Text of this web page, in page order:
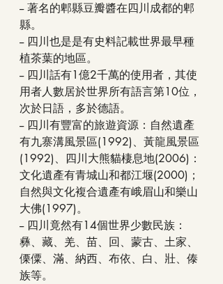
-- 著名的郫縣豆瓣醬在四川成都的郫
縣。
-- 四川也是是有史料記載世界最早種
植茶葉的地區。
-- 四川話有1億2千萬的使用者，其使
用者人數居於世界所有語言第10位，
次於日語，多於德語。
-- 四川有豐富的旅遊資源：自然遺產
有九寨溝風景區(1992)、黃龍風景區
(1992)、四川大熊貓棲息地(2006)：
文化遺產有青城山和都江堰(2000)；
自然與文化複合遺產有峨眉山和樂山
大佛(1997)。
-- 四川竟然有14個世界少數民族：
彝、藏、羌、苗、回、蒙古、土家、
傈僳、滿、納西、布依、白、壯、傣
族等。